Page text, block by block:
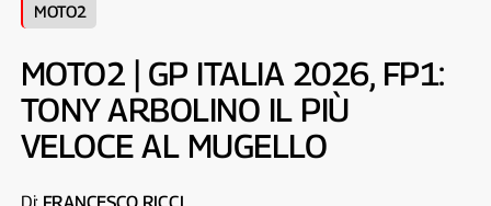
MOTO2
MOTO2 | GP ITALIA 2026, FP1:
TONY ARBOLINO IL PIÙ
VELOCE AL MUGELLO